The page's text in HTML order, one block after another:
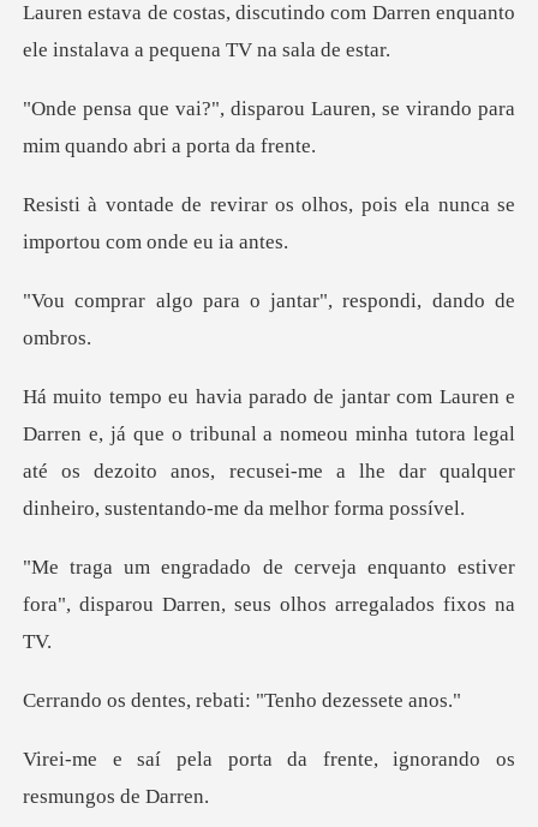
do com Darren enquanto
ele instal
u Lauren, se virando para
mim
os olhos, pois ela nunca se
i
ra o jantar", respon
o tribunal a nomeou minha tutora legal
até os dezoito anos, recusei-m
uanto estiver
fora", disparou Darren,
s, rebati: "Tenho
ta da frente, ignorando